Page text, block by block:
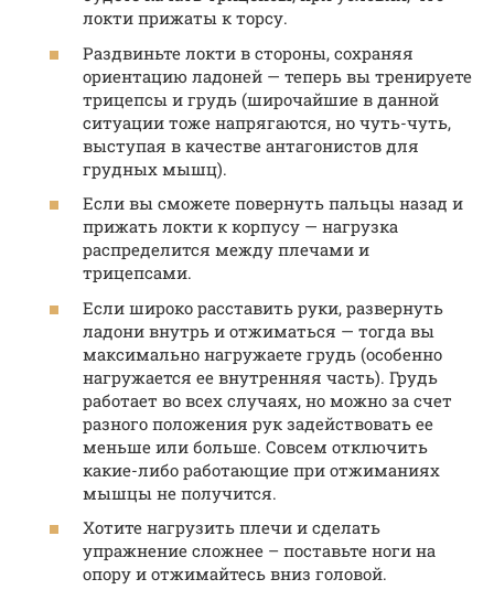
локти прижаты к торсу.
Раздвиньте локти в стороны, сохраняя
ориентацию ладоней — теперь вы тренируете
трицепсы и грудь (широчайшие в данной
ситуации тоже напрягаются, но чуть-чуть,
выступая в качестве антагонистов для
грудных мышц).
Если вы сможете повернуть пальцы назад и
прижать локти к корпусу — нагрузка
распределится между плечами и
трицепсами.
Если широко расставить руки, развернуть
ладони внутрь и отжиматься — тогда вы
максимально нагружаете грудь (особенно
нагружается ее внутренняя часть). Грудь
работает во всех случаях, но можно за счет
разного положения рук задействовать ее
меньше или больше. Совсем отключить
какие-либо работающие при отжиманиях
мышцы не получится.
Хотите нагрузить плечи и сделать
упражнение сложнее – поставьте ноги на
опору и отжимайтесь вниз головой.